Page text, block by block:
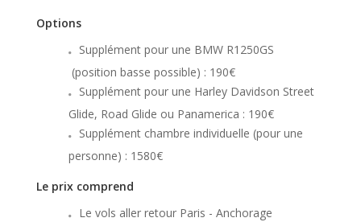
Options
Supplément pour une BMW R1250GS
(position basse possible) : 190€
Supplément pour une Harley Davidson Street
Glide, Road Glide ou Panamerica : 190€
Supplément chambre individuelle (pour une
personne) : 1580€
Le prix comprend
Le vols aller retour Paris - Anchorage